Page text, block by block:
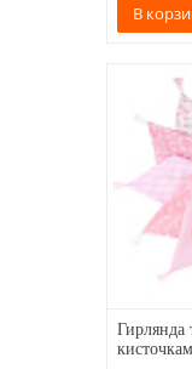
В
Гирлянда